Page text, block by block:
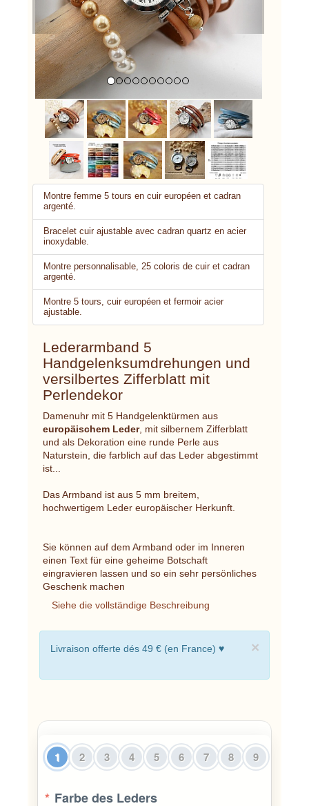
Montre femme 5 tours en cuir européen et cadran
argenté.
Bracelet cuir ajustable avec cadran quartz en acier
inoxydable.
Montre personnalisable, 25 coloris de cuir et cadran
argenté.
Montre 5 tours, cuir européen et fermoir acier
ajustable.
Lederarmband 5
Handgelenksumdrehungen und
versilbertes Zifferblatt mit
Perlendekor
Damenuhr mit 5 Handgelenktürmen aus
europäischem Leder, mit silbernem Zifferblatt
und als Dekoration eine runde Perle aus
Naturstein, die farblich auf das Leder abgestimmt
ist...
Das Armband ist aus 5 mm breitem,
hochwertigem Leder europäischer Herkunft.
Sie können auf dem Armband oder im Inneren
einen Text für eine geheime Botschaft
eingravieren lassen und so ein sehr persönliches
Geschenk machen
Siehe die vollständige Beschreibung
×
Livraison offerte dés 49 € (en France) ♥
1 2 3 4 5 6 7 8 9
* Farbe des Leders